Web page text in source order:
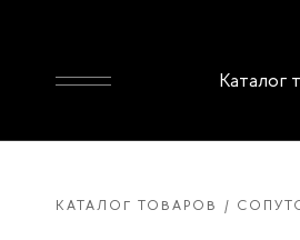
Каталог
КАТАЛОГ ТОВАРОВ